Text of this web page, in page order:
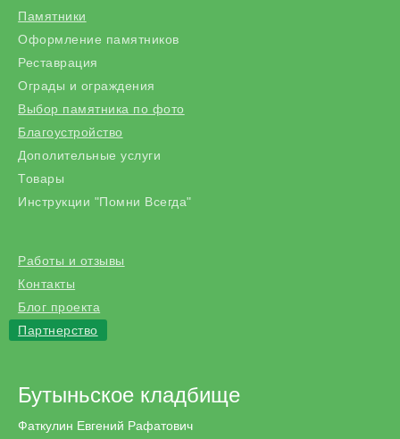
Памятники
Оформление памятников
Реставрация
Ограды и ограждения
Выбор памятника по фото
Благоустройство
Дополительные услуги
Товары
Инструкции "Помни Всегда"
Работы и отзывы
Контакты
Блог проекта
Партнерство
Бутыньское кладбище
Фаткулин Евгений Рафатович